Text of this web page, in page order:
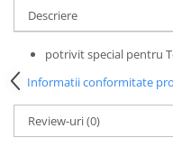
Descriere
potrivit special pentru
Informatii conformitate
Review-uri(0)